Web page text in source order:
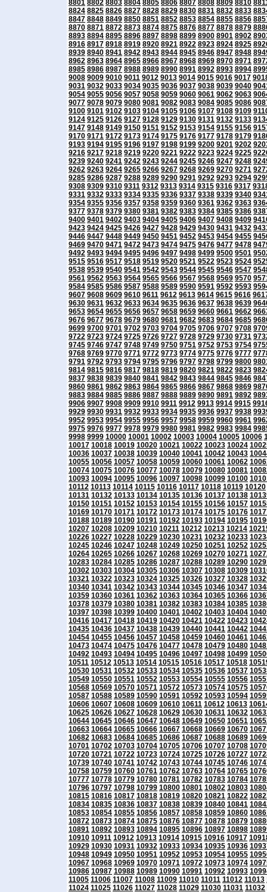
8801 8802 8803 8804 8805 8806 8807 8808 8809 8810
8824 8825 8826 8827 8828 8829 8830 8831 8832 8833
8847 8848 8849 8850 8851 8852 8853 8854 8855 8856
8870 8871 8872 8873 8874 8875 8876 8877 8878 8879
8893 8894 8895 8896 8897 8898 8899 8900 8901 8902
8916 8917 8918 8919 8920 8921 8922 8923 8924 8925
8939 8940 8941 8942 8943 8944 8945 8946 8947 8948
8962 8963 8964 8965 8966 8967 8968 8969 8970 8971
8985 8986 8987 8988 8989 8990 8991 8992 8993 8994
9008 9009 9010 9011 9012 9013 9014 9015 9016 9017
9031 9032 9033 9034 9035 9036 9037 9038 9039 9040
9054 9055 9056 9057 9058 9059 9060 9061 9062 9063
9077 9078 9079 9080 9081 9082 9083 9084 9085 9086
9100 9101 9102 9103 9104 9105 9106 9107 9108 9109
9124 9125 9126 9127 9128 9129 9130 9131 9132 9133
9147 9148 9149 9150 9151 9152 9153 9154 9155 9156
9170 9171 9172 9173 9174 9175 9176 9177 9178 9179
9193 9194 9195 9196 9197 9198 9199 9200 9201 9202
9216 9217 9218 9219 9220 9221 9222 9223 9224 9225
9239 9240 9241 9242 9243 9244 9245 9246 9247 9248
9262 9263 9264 9265 9266 9267 9268 9269 9270 9271
9285 9286 9287 9288 9289 9290 9291 9292 9293 9294
9308 9309 9310 9311 9312 9313 9314 9315 9316 9317
9331 9332 9333 9334 9335 9336 9337 9338 9339 9340
9354 9355 9356 9357 9358 9359 9360 9361 9362 9363
9377 9378 9379 9380 9381 9382 9383 9384 9385 9386
9400 9401 9402 9403 9404 9405 9406 9407 9408 9409
9423 9424 9425 9426 9427 9428 9429 9430 9431 9432
9446 9447 9448 9449 9450 9451 9452 9453 9454 9455
9469 9470 9471 9472 9473 9474 9475 9476 9477 9478
9492 9493 9494 9495 9496 9497 9498 9499 9500 9501
9515 9516 9517 9518 9519 9520 9521 9522 9523 9524
9538 9539 9540 9541 9542 9543 9544 9545 9546 9547
9561 9562 9563 9564 9565 9566 9567 9568 9569 9570
9584 9585 9586 9587 9588 9589 9590 9591 9592 9593
9607 9608 9609 9610 9611 9612 9613 9614 9615 9616
9630 9631 9632 9633 9634 9635 9636 9637 9638 9639
9653 9654 9655 9656 9657 9658 9659 9660 9661 9662
9676 9677 9678 9679 9680 9681 9682 9683 9684 9685
9699 9700 9701 9702 9703 9704 9705 9706 9707 9708
9722 9723 9724 9725 9726 9727 9728 9729 9730 9731
9745 9746 9747 9748 9749 9750 9751 9752 9753 9754
9768 9769 9770 9771 9772 9773 9774 9775 9776 9777
9791 9792 9793 9794 9795 9796 9797 9798 9799 9800
9814 9815 9816 9817 9818 9819 9820 9821 9822 9823
9837 9838 9839 9840 9841 9842 9843 9844 9845 9846
9860 9861 9862 9863 9864 9865 9866 9867 9868 9869
9883 9884 9885 9886 9887 9888 9889 9890 9891 9892
9906 9907 9908 9909 9910 9911 9912 9913 9914 9915
9929 9930 9931 9932 9933 9934 9935 9936 9937 9938
9952 9953 9954 9955 9956 9957 9958 9959 9960 9961
9975 9976 9977 9978 9979 9980 9981 9982 9983 9984
9998 9999 10000 10001 10002 10003 10004 10005 10006
10017 10018 10019 10020 10021 10022 10023 10024
10036 10037 10038 10039 10040 10041 10042 10043
10055 10056 10057 10058 10059 10060 10061 10062
10074 10075 10076 10077 10078 10079 10080 10081
10093 10094 10095 10096 10097 10098 10099 10100
10112 10113 10114 10115 10116 10117 10118 10119 10120
10131 10132 10133 10134 10135 10136 10137 10138
10150 10151 10152 10153 10154 10155 10156 10157
10169 10170 10171 10172 10173 10174 10175 10176
10188 10189 10190 10191 10192 10193 10194 10195
10207 10208 10209 10210 10211 10212 10213 10214
10226 10227 10228 10229 10230 10231 10232 10233
10245 10246 10247 10248 10249 10250 10251 10252
10264 10265 10266 10267 10268 10269 10270 10271
10283 10284 10285 10286 10287 10288 10289 10290
10302 10303 10304 10305 10306 10307 10308 10309
10321 10322 10323 10324 10325 10326 10327 10328
10340 10341 10342 10343 10344 10345 10346 10347
10359 10360 10361 10362 10363 10364 10365 10366
10378 10379 10380 10381 10382 10383 10384 10385
10397 10398 10399 10400 10401 10402 10403 10404
10416 10417 10418 10419 10420 10421 10422 10423
10435 10436 10437 10438 10439 10440 10441 10442
10454 10455 10456 10457 10458 10459 10460 10461
10473 10474 10475 10476 10477 10478 10479 10480
10492 10493 10494 10495 10496 10497 10498 10499
10511 10512 10513 10514 10515 10516 10517 10518
10530 10531 10532 10533 10534 10535 10536 10537
10549 10550 10551 10552 10553 10554 10555 10556
10568 10569 10570 10571 10572 10573 10574 10575
10587 10588 10589 10590 10591 10592 10593 10594
10606 10607 10608 10609 10610 10611 10612 10613
10625 10626 10627 10628 10629 10630 10631 10632
10644 10645 10646 10647 10648 10649 10650 10651
10663 10664 10665 10666 10667 10668 10669 10670
10682 10683 10684 10685 10686 10687 10688 10689
10701 10702 10703 10704 10705 10706 10707 10708
10720 10721 10722 10723 10724 10725 10726 10727
10739 10740 10741 10742 10743 10744 10745 10746
10758 10759 10760 10761 10762 10763 10764 10765
10777 10778 10779 10780 10781 10782 10783 10784
10796 10797 10798 10799 10800 10801 10802 10803
10815 10816 10817 10818 10819 10820 10821 10822
10834 10835 10836 10837 10838 10839 10840 10841
10853 10854 10855 10856 10857 10858 10859 10860
10872 10873 10874 10875 10876 10877 10878 10879
10891 10892 10893 10894 10895 10896 10897 10898
10910 10911 10912 10913 10914 10915 10916 10917
10929 10930 10931 10932 10933 10934 10935 10936
10948 10949 10950 10951 10952 10953 10954 10955
10967 10968 10969 10970 10971 10972 10973 10974
10986 10987 10988 10989 10990 10991 10992 10993
11005 11006 11007 11008 11009 11010 11011 11012 11013
11024 11025 11026 11027 11028 11029 11030 11031 11032